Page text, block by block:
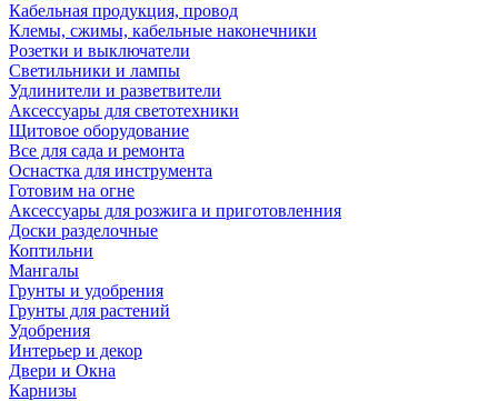
Кабельная продукция, провод
Клемы, сжимы, кабельные наконечники
Розетки и выключатели
Светильники и лампы
Удлинители и разветвители
Аксессуары для светотехники
Щитовое оборудование
Все для сада и ремонта
Оснастка для инструмента
Готовим на огне
Аксессуары для розжига и приготовленния
Доски разделочные
Коптильни
Мангалы
Грунты и удобрения
Грунты для растений
Удобрения
Интерьер и декор
Двери и Окна
Карнизы